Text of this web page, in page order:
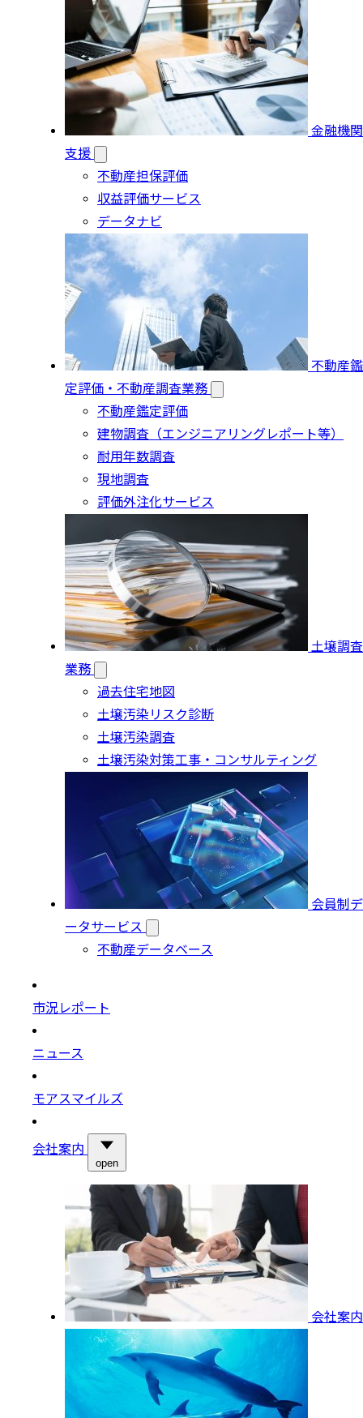
金融機関
支援
不動産担保評価
収益評価サービス
データナビ
不動産鑑
定評価・不動産調査業務
不動産鑑定評価
建物調査（エンジニアリングレポート等）
耐用年数調査
現地調査
評価外注化サービス
土壌調査
業務
過去住宅地図
土壌汚染リスク診断
土壌汚染調査
土壌汚染対策工事・コンサルティング
会員制デ
ータサービス
不動産データベース
市況レポート
ニュース
モアスマイルズ
会社案内
open
会社案内